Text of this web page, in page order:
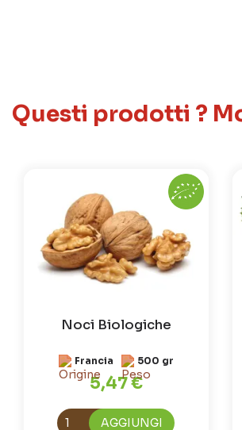
Questi prodotti ?
Noci Biologiche
Francia 500 gr
5,47 €
AGGIUNGI